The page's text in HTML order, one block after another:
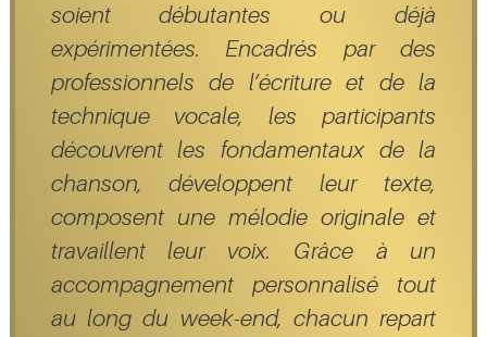
soient débutantes ou déjà
expérimentées. Encadrés par des
professionnels de l’écriture et de la
technique vocale, les participants
découvrent les fondamentaux de la
chanson, développent leur texte,
composent une mélodie originale et
travaillent leur voix. Grâce à un
accompagnement personnalisé tout
au long du week-end, chacun repart